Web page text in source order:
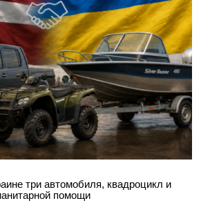
три автомобиля, квадроцикл и
помощи